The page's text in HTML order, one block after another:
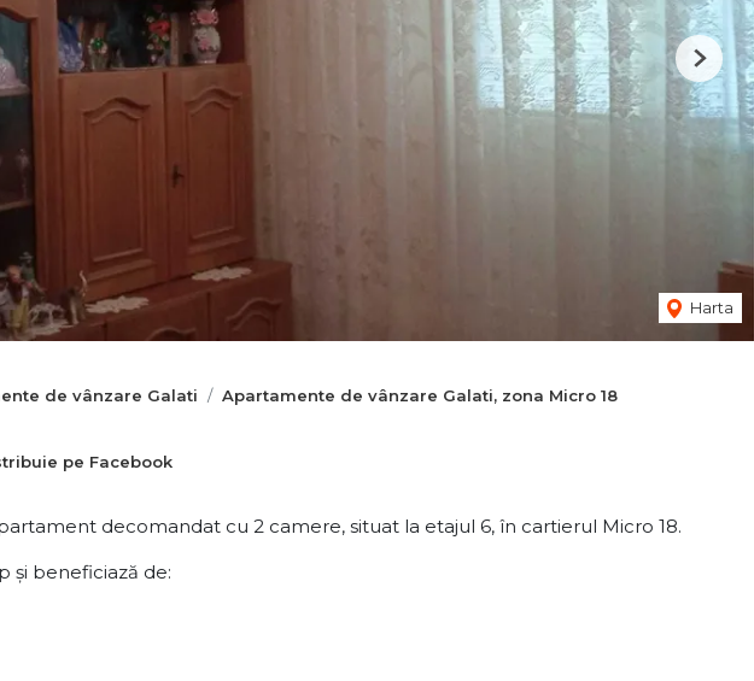
Harta
Next
de vânzare Galati Apartamente de vânzare Galati, zona Micro 18
pe Facebook
decomandat cu 2 camere, situat la etajul 6, în cartierul Micro 18.
și beneficiază de: